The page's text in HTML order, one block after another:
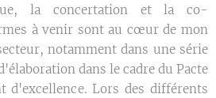
la concertation et la co-
à venir sont au cœur de mon
notamment dans une série
dans le cadre du Pacte
d'excellence. Lors des différents